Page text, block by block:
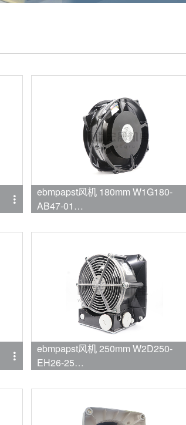
ebmpapst风机 180mm W1G180-
AB47-01
ebmpapst风机 250mm W2D250-
EH26-25